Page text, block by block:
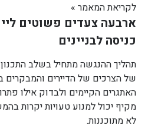
לקריאת המאמר »
ארבעה צעדים פשוטים
כניסה לבניינים
תהליך ההנגשה מתחיל בשלב
של הצרכים של הדיירים והמבקרים
האתגרים הקיימים ולבדוק אילו
מקיף יכול למנוע טעויות יקרות
לא מתוכננות.